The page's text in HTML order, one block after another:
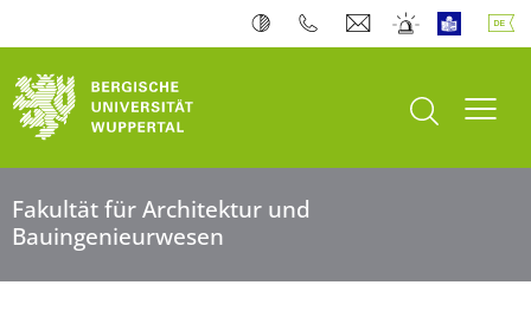
Suche öffnen
Fakultät für Architektur und
Bauingenieurwesen